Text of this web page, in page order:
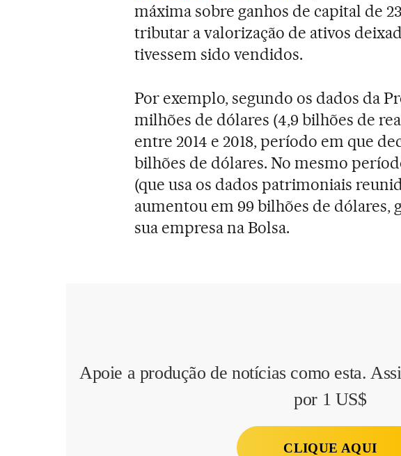
máxima sobre ganhos de capital de
tributar a valorização de ativos
tivessem sido vendidos.
Por exemplo, segundo os dados da
milhões de dólares (4,9 bilhões de
entre 2014 e 2018, período em que
bilhões de dólares. No mesmo
(que usa os dados patrimoniais
aumentou em 99 bilhões de dólares,
sua empresa na Bolsa.
Apoie a produção de notícias como esta.
por 1 US$
CLIQUE AQUI